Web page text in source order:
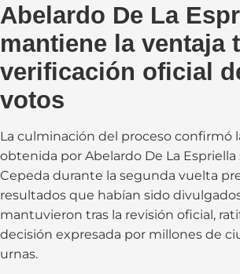
Abelardo De La
mantiene la ventaja
verificación oficial
votos
La culminación del proceso confirmó
obtenida por Abelardo De La Espriella
Cepeda durante la segunda vuelta
resultados que habían sido
mantuvieron tras la revisión oficial,
decisión expresada por millones de
urnas.